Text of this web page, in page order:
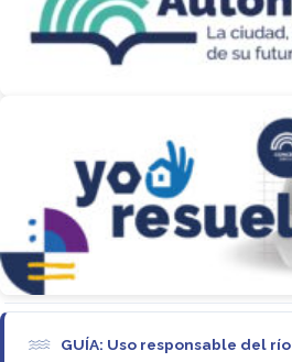
GUÍA: Uso responsable del río